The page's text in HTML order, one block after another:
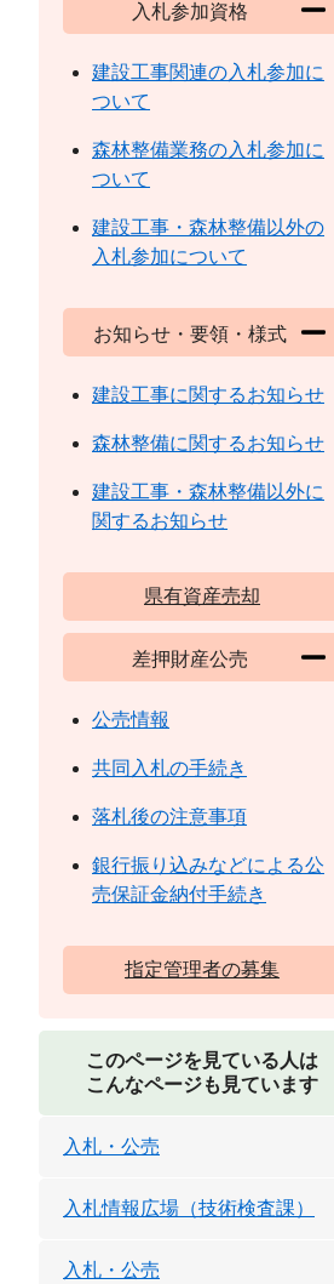
入札参加資格
建設工事関連の入札参加に
ついて
森林整備業務の入札参加に
ついて
建設工事・森林整備以外の
入札参加について
お知らせ・要領・様式
建設工事に関するお知らせ
森林整備に関するお知らせ
建設工事・森林整備以外に
関するお知らせ
県有資産売却
差押財産公売
公売情報
共同入札の手続き
落札後の注意事項
銀行振り込みなどによる公
売保証金納付手続き
指定管理者の募集
このページを見ている人は
こんなページも見ています
入札・公売
入札情報広場（技術検査課）
入札・公売